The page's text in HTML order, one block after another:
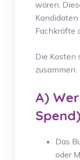
wären.
Fachkräfte
Die Kosten
zusammen:
A)
Spend)
Das
oder